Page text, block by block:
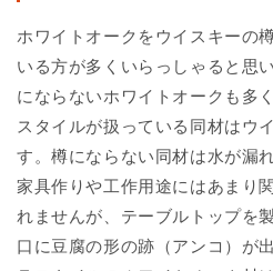
ホワイトオークをウイスキーの
いる方が多くいらっしゃると思
にならないホワイトオークも多
スタイルが扱っている同材はウ
す。樽にならない同材は水が漏
家具作りや工作用途にはあまり
れませんが、テーブルトップを
口に豆腐の形の跡（アンコ）が